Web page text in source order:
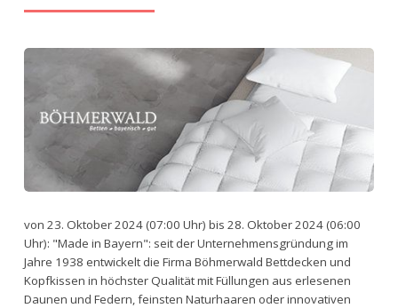
von 23. Oktober 2024 (07:00 Uhr) bis 28. Oktober 2024 (06:00
Uhr): "Made in Bayern": seit der Unternehmensgründung im
Jahre 1938 entwickelt die Firma Böhmerwald Bettdecken und
Kopfkissen in höchster Qualität mit Füllungen aus erlesenen
Daunen und Federn, feinsten Naturhaaren oder innovativen